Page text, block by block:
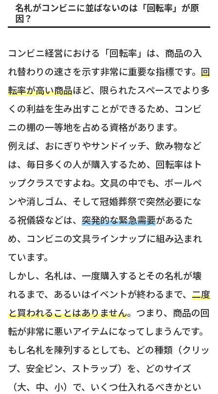
名札がコンビニに並ばないのは「回転率」が原
因？
コンビニ経営における「回転率」は、商品の入
れ替わりの速さを示す非常に重要な指標です。 回
転率が高い商品ほど、限られたスペースでより多
くの利益を生み出すことができるため、コンビ
ニの棚の一等地を占める資格があります。
例えば、おにぎりやサンドイッチ、飲み物など
は、毎日多くの人が購入するため、回転率はト
ップクラスですよね。文具の中でも、ボールペ
ンや消しゴム、そして冠婚葬祭で突然必要にな
る祝儀袋などは、 突発的な緊急需要があるた
め、コンビニの文具ラインナップに組み込まれ
ています。
しかし、名札は、一度購入するとその名札が壊
れるまで、あるいはイベントが終わるまで、 二度
と買われることはありません。つまり、商品の回
転が非常に悪いアイテムになってしまうんです。
もし名札を陳列するとしても、どの種類（クリッ
プ、安全ピン、ストラップ）を、どのサイズ
（大、中、小）で、いくつ仕入れるべきかとい